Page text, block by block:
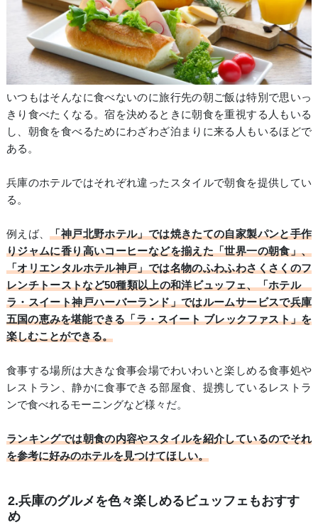
いつもはそんなに食べないのに旅行先の朝ご飯は特別で思いっ
きり食べたくなる。宿を決めるときに朝食を重視する人もいる
し、朝食を食べるためにわざわざ泊まりに来る人もいるほどで
ある。
兵庫のホテルではそれぞれ違ったスタイルで朝食を提供してい
る。
例えば、「神戸北野ホテル」では焼きたての自家製パンと手作
りジャムに香り高いコーヒーなどを揃えた「世界一の朝食」、
「オリエンタルホテル神戸」では名物のふわふわさくさくのフ
レンチトーストなど50種類以上の和洋ビュッフェ、「ホテル
ラ・スイート神戸ハーバーランド」ではルームサービスで兵庫
五国の恵みを堪能できる「ラ・スイート ブレックファスト」を
楽しむことができる。
食事する場所は大きな食事会場でわいわいと楽しめる食事処や
レストラン、静かに食事できる部屋食、提携しているレストラ
ンで食べれるモーニングなど様々だ。
ランキングでは朝食の内容やスタイルを紹介しているのでそれ
を参考に好みのホテルを見つけてほしい。
2.兵庫のグルメを色々楽しめるビュッフェもおすす
め